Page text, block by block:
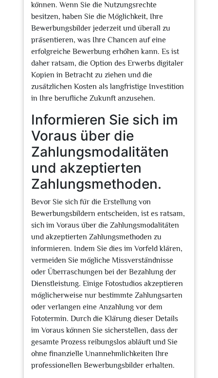
können. Wenn Sie die Nutzungsrechte
besitzen, haben Sie die Möglichkeit, Ihre
Bewerbungsbilder jederzeit und überall zu
präsentieren, was Ihre Chancen auf eine
erfolgreiche Bewerbung erhöhen kann. Es ist
daher ratsam, die Option des Erwerbs digitaler
Kopien in Betracht zu ziehen und die
zusätzlichen Kosten als langfristige Investition
in Ihre berufliche Zukunft anzusehen.
Informieren Sie sich im
Voraus über die
Zahlungsmodalitäten
und akzeptierten
Zahlungsmethoden.
Bevor Sie sich für die Erstellung von
Bewerbungsbildern entscheiden, ist es ratsam,
sich im Voraus über die Zahlungsmodalitäten
und akzeptierten Zahlungsmethoden zu
informieren. Indem Sie dies im Vorfeld klären,
vermeiden Sie mögliche Missverständnisse
oder Überraschungen bei der Bezahlung der
Dienstleistung. Einige Fotostudios akzeptieren
möglicherweise nur bestimmte Zahlungsarten
oder verlangen eine Anzahlung vor dem
Fototermin. Durch die Klärung dieser Details
im Voraus können Sie sicherstellen, dass der
gesamte Prozess reibungslos abläuft und Sie
ohne finanzielle Unannehmlichkeiten Ihre
professionellen Bewerbungsbilder erhalten.